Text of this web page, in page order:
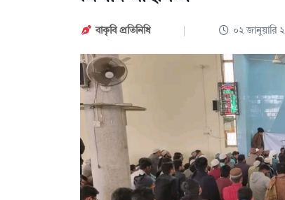
বাকৃবি প্রতিনিধি ০২ জানুয়ারি